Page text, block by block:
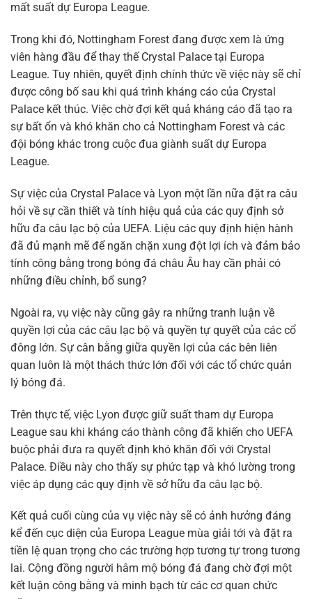
mất suất dự Europa League.
Trong khi đó, Nottingham Forest đang được xem là ứng
viên hàng đầu để thay thế Crystal Palace tại Europa
League. Tuy nhiên, quyết định chính thức về việc này sẽ chỉ
được công bố sau khi quá trình kháng cáo của Crystal
Palace kết thúc. Việc chờ đợi kết quả kháng cáo đã tạo ra
sự bất ổn và khó khăn cho cả Nottingham Forest và các
đội bóng khác trong cuộc đua giành suất dự Europa
League.
Sự việc của Crystal Palace và Lyon một lần nữa đặt ra câu
hỏi về sự cần thiết và tính hiệu quả của các quy định sở
hữu đa câu lạc bộ của UEFA. Liệu các quy định hiện hành
đã đủ mạnh mẽ để ngăn chặn xung đột lợi ích và đảm bảo
tính công bằng trong bóng đá châu Âu hay cần phải có
những điều chỉnh, bổ sung?
Ngoài ra, vụ việc này cũng gây ra những tranh luận về
quyền lợi của các câu lạc bộ và quyền tự quyết của các cổ
đông lớn. Sự cân bằng giữa quyền lợi của các bên liên
quan luôn là một thách thức lớn đối với các tổ chức quản
lý bóng đá.
Trên thực tế, việc Lyon được giữ suất tham dự Europa
League sau khi kháng cáo thành công đã khiến cho UEFA
buộc phải đưa ra quyết định khó khăn đối với Crystal
Palace. Điều này cho thấy sự phức tạp và khó lường trong
việc áp dụng các quy định về sở hữu đa câu lạc bộ.
Kết quả cuối cùng của vụ việc này sẽ có ảnh hưởng đáng
kể đến cục diện của Europa League mùa giải tới và đặt ra
tiền lệ quan trọng cho các trường hợp tương tự trong tương
lai. Cộng đồng người hâm mộ bóng đá đang chờ đợi một
kết luận công bằng và minh bạch từ các cơ quan chức